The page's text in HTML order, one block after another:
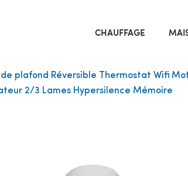
CHAUFFAGE
plafond Réversible Thermostat Wifi
2/3 Lames Hypersilence Mémoire